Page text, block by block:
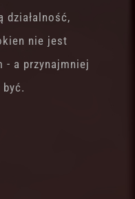
działalność,
nie jest
- a przynajmniej